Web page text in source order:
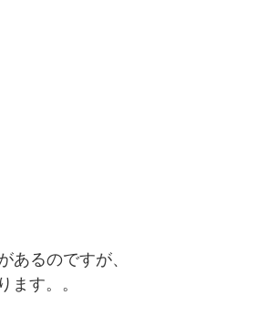
あるのですが、
ます。。